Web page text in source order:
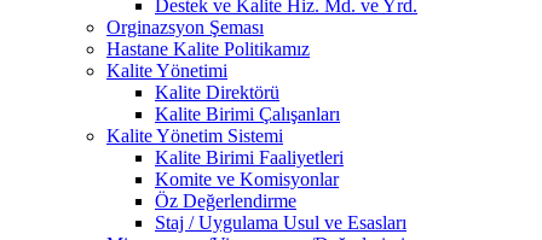
Destek ve Kalite Hiz. Md. ve Yrd.
Orginazsyon Şeması
Hastane Kalite Politikamız
Kalite Yönetimi
Kalite Direktörü
Kalite Birimi Çalışanları
Kalite Yönetim Sistemi
Kalite Birimi Faaliyetleri
Komite ve Komisyonlar
Öz Değerlendirme
Staj / Uygulama Usul ve Esasları